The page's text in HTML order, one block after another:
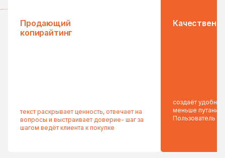
Продающий
копирайтинг
текст раскрывает ценность, отвечает на
вопросы и выстраивает доверие- шаг за
шагом ведёт клиента к покупке
создаёт
меньше
Пользователь